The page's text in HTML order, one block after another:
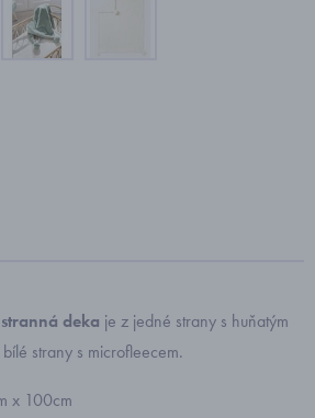
deka je z jedné strany s huňatým
strany s microfleecem.
x 100cm